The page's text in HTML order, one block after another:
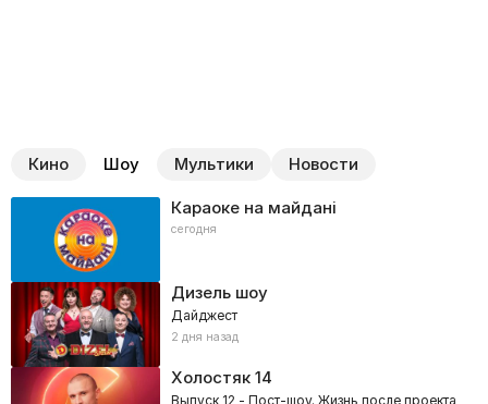
Кино Шоу Мультики Новости
Караоке на майдані
сегодня
Дизель шоу
Дайджест
2 дня назад
Холостяк14
Выпуск 12 - Пост-шоу. Жизнь после проекта